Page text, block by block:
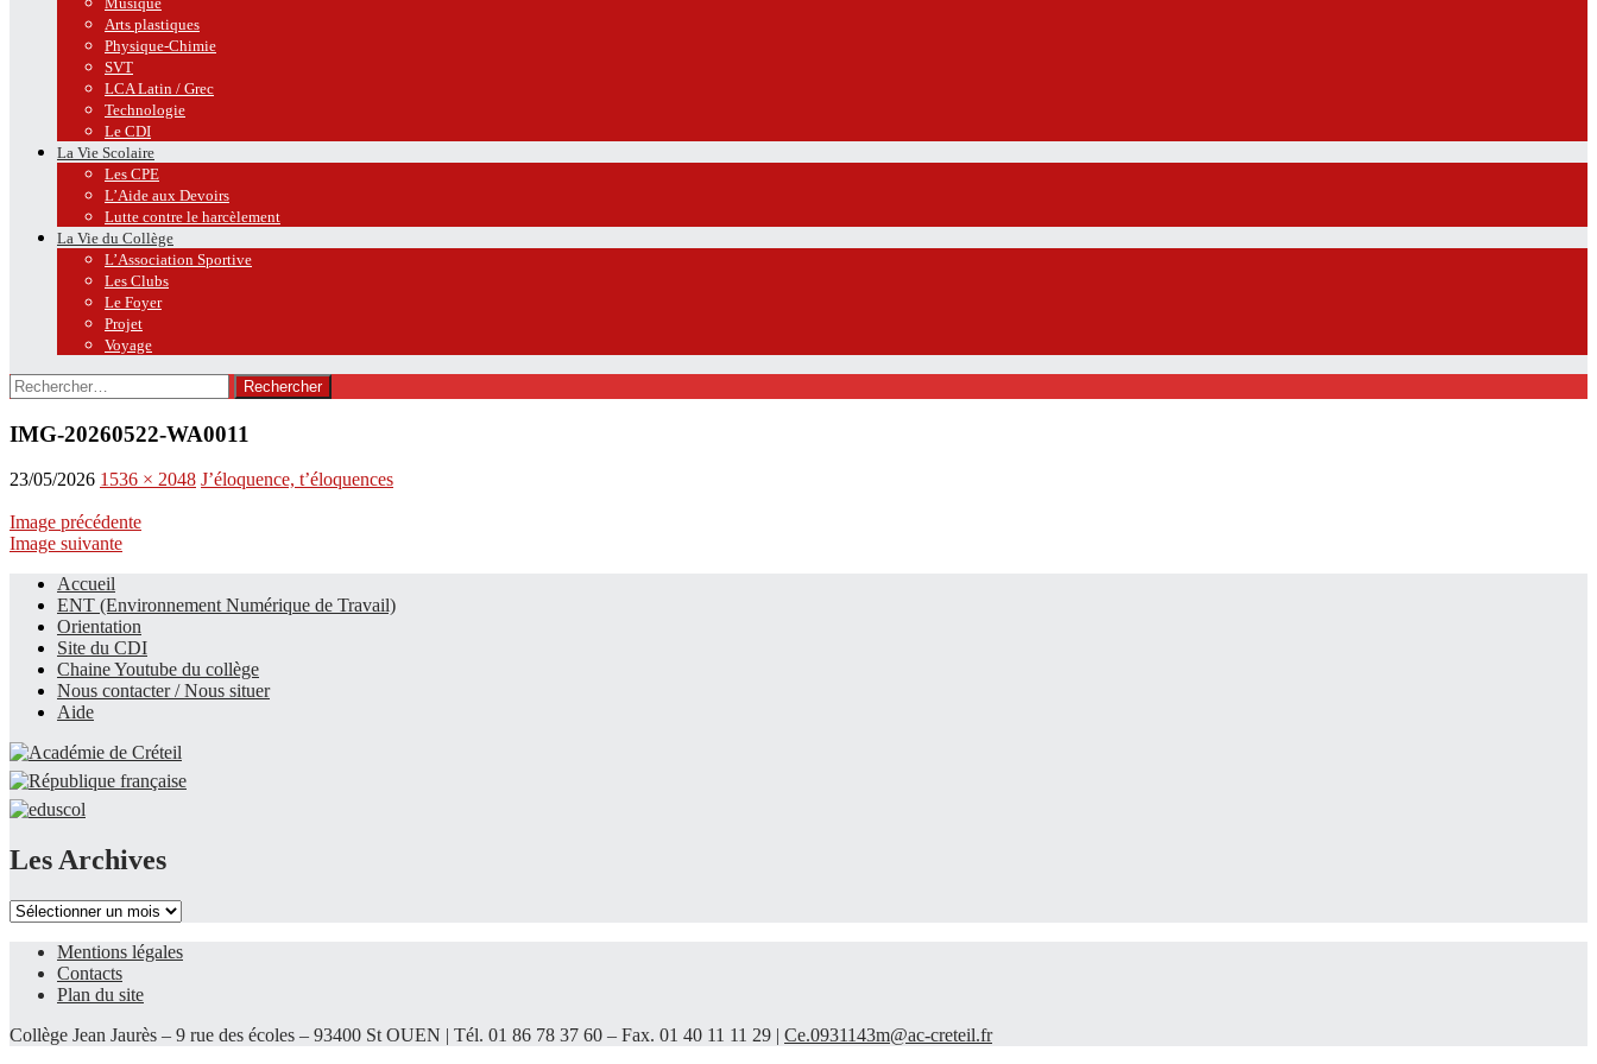
Arts plastiques
Physique-Chimie
SVT
LCA Latin / Grec
Technologie
Le CDI
La Vie Scolaire
Les CPE
L’Aide aux Devoirs
Lutte contre le harcèlement
La Vie du Collège
L’Association Sportive
Les Clubs
Le Foyer
Projet
Voyage
Rechercher :
IMG-20260522-WA0011
23/05/2026 1536 × 2048 J’éloquence, t’éloquences
Image précédente
Image suivante
Le site du collège
Accueil
ENT (Environnement Numérique de Travail)
Orientation
Site du CDI
Chaine Youtube du collège
Nous contacter / Nous situer
Aide
Les Archives
Les
Mentions légales
Contacts
Plan du site
Collège Jean Jaurès – 9 rue des écoles – 93400 St OUEN | Tél. 01 86 78 37 60 – Fax. 01 40 11 11 29 | Ce.0931143m@ac-creteil.fr